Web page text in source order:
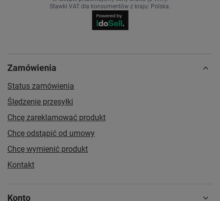
Stawki VAT dla konsumentów z kraju: Polska.
Zamówienia
Status zamówienia
Śledzenie przesyłki
Chcę zareklamować produkt
Chcę odstąpić od umowy
Chcę wymienić produkt
Kontakt
Konto